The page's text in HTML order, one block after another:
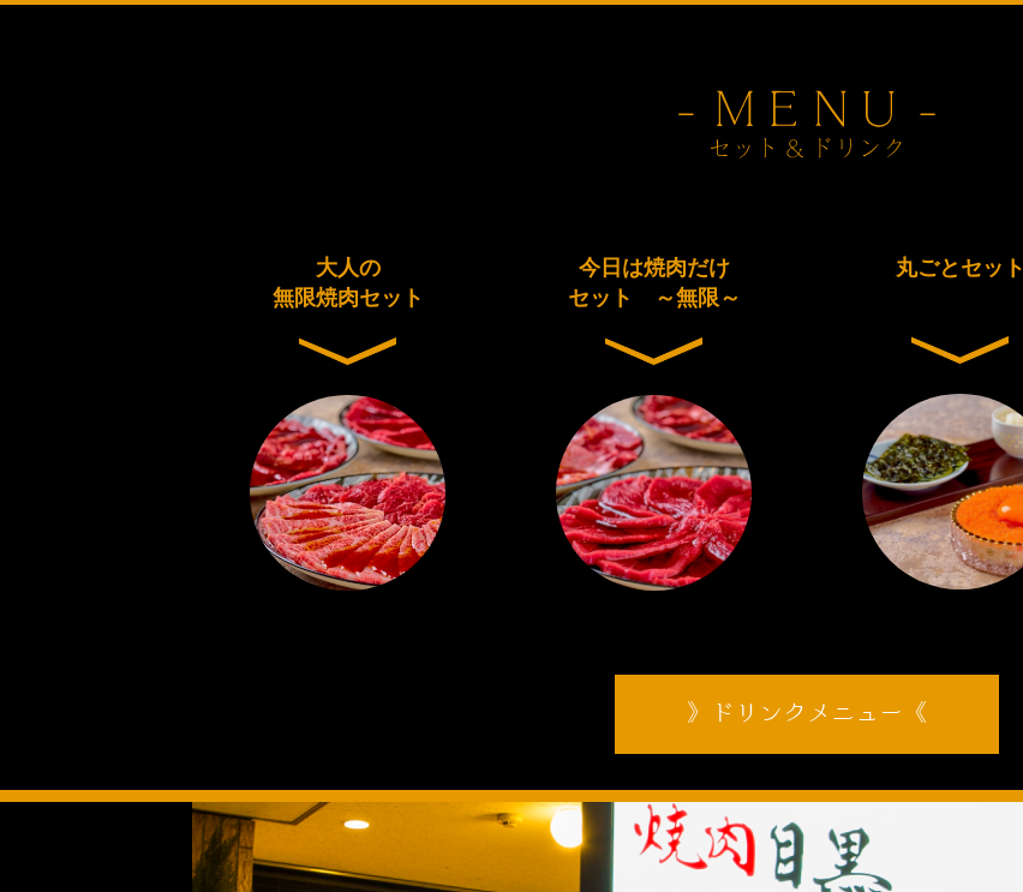
大人の
無限焼肉セット
今日は焼肉だけ
セット ～無限～
丸ごとセット
ドリンクメニュー